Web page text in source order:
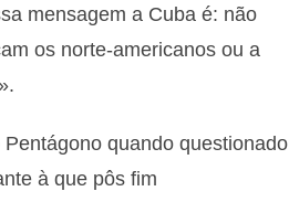
mensagem a Cuba é: não
os norte-americanos ou a
».
quando questionado
à que pôs fim